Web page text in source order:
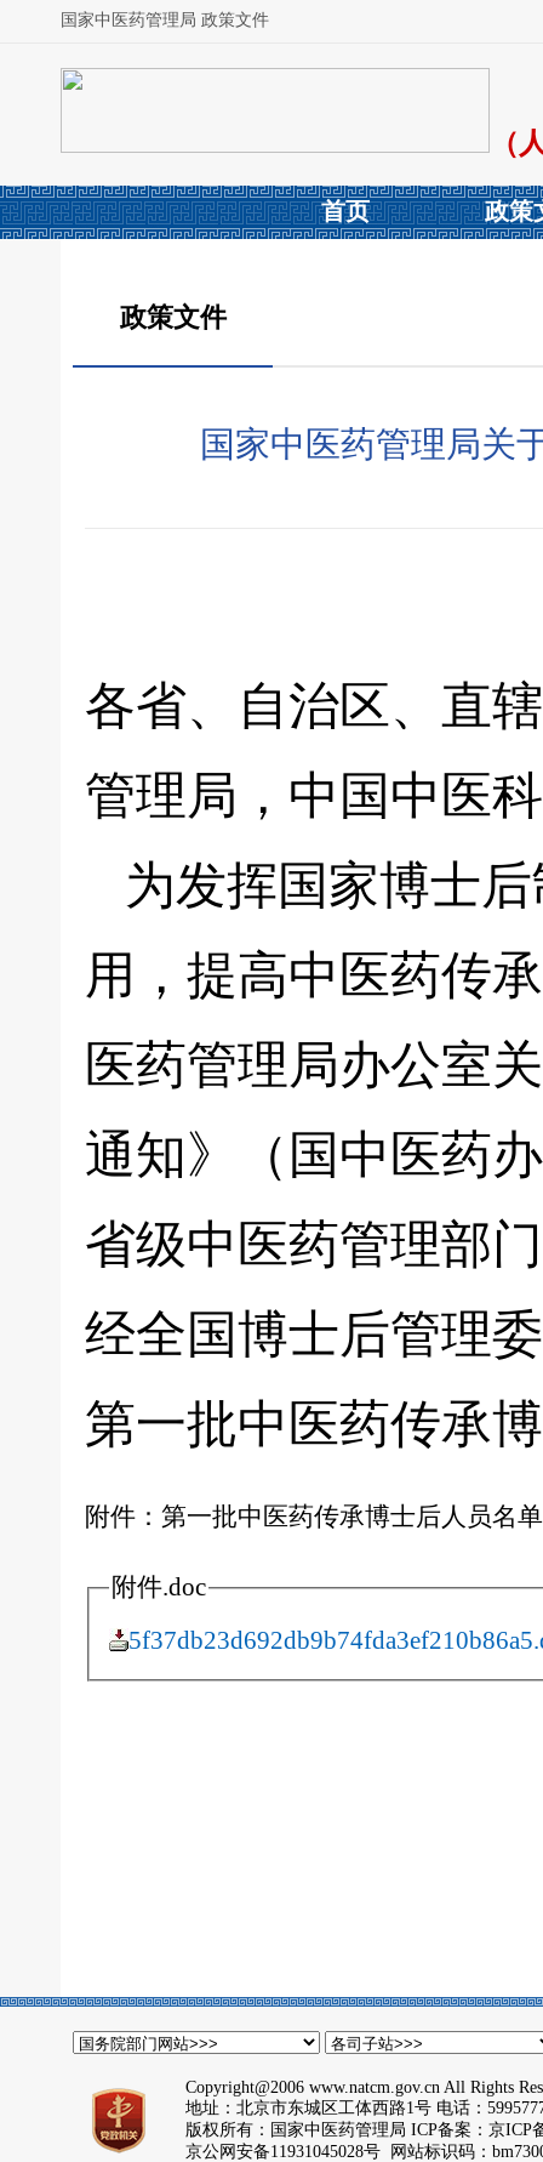
国家中医药管理局 政策文件
（
首页 政策
政策文件
国家中医药管理局关
各省、自治区、直
管理局，中国中医
为发挥国家博士
用，提高中医药传
医药管理局办公室
通知》（国中医药
省级中医药管理部
经全国博士后管理
第一批中医药传承
附件：第一批中医药传承博士后人员名单
附件.doc
Copyright@2006 www.natcm.gov.cn All Rights
地址：北京市东城区工体西路1号 电话：
版权所有：国家中医药管理局 ICP备案： 京ICP
京公网安备11931045028号 网站标识码：